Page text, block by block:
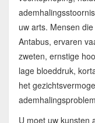
uw arts. Mensen
Antabus, ervaren
zweten, ernstige
lage bloeddruk,
het
U moet uw kunsten